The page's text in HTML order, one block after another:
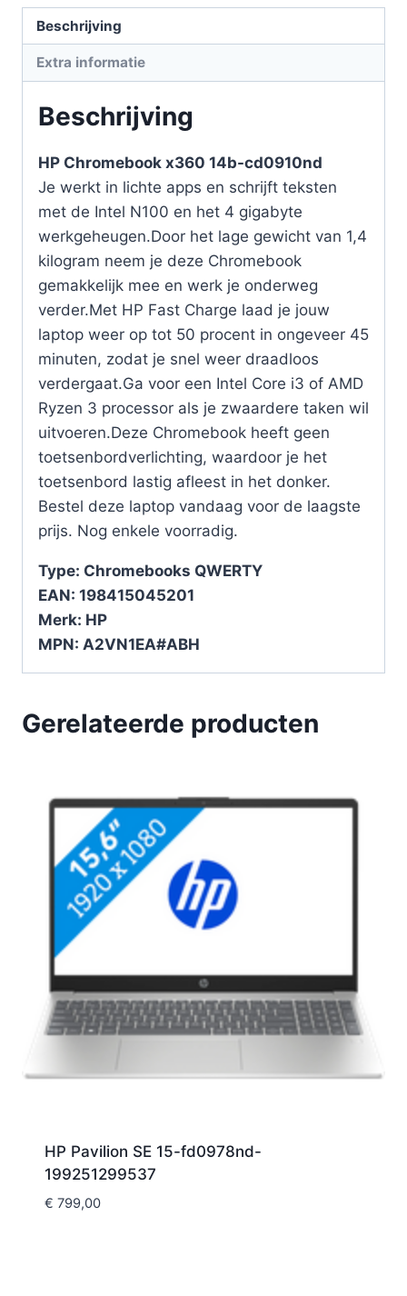
Beschrijving
Extra informatie
Beschrijving
HP Chromebook x360 14b-cd0910nd
Je werkt in lichte apps en schrijft teksten
met de Intel N100 en het 4 gigabyte
werkgeheugen.Door het lage gewicht van 1,4
kilogram neem je deze Chromebook
gemakkelijk mee en werk je onderweg
verder.Met HP Fast Charge laad je jouw
laptop weer op tot 50 procent in ongeveer 45
minuten, zodat je snel weer draadloos
verdergaat.Ga voor een Intel Core i3 of AMD
Ryzen 3 processor als je zwaardere taken wil
uitvoeren.Deze Chromebook heeft geen
toetsenbordverlichting, waardoor je het
toetsenbord lastig afleest in het donker.
Bestel deze laptop vandaag voor de laagste
prijs. Nog enkele voorradig.
Type: Chromebooks QWERTY
EAN: 198415045201
Merk: HP
MPN: A2VN1EA#ABH
Gerelateerde producten
HP Pavilion SE 15-fd0978nd-
199251299537
€ 799,00